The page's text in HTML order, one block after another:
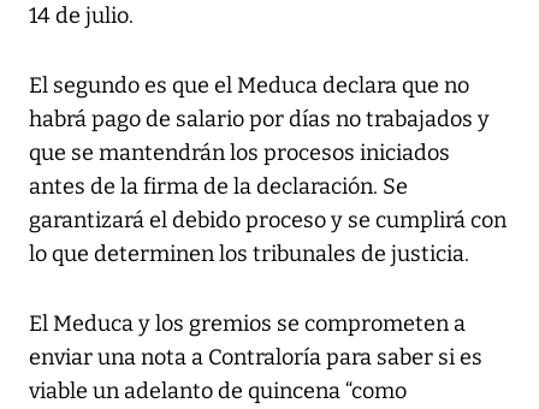
14 de julio.
El segundo es que el Meduca declara que no
habrá pago de salario por días no trabajados y
que se mantendrán los procesos iniciados
antes de la firma de la declaración. Se
garantizará el debido proceso y se cumplirá con
lo que determinen los tribunales de justicia.
El Meduca y los gremios se comprometen a
enviar una nota a Contraloría para saber si es
viable un adelanto de quincena “como